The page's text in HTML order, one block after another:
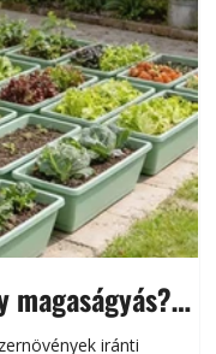
magaságyás?
iránti